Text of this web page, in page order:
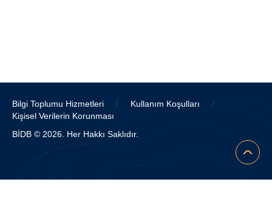
Bilgi Toplumu Hizmetleri / Kullanım Koşulları
/
Kişisel Verilerin Korunması
BİDB © 2026. Her Hakkı Saklıdır.